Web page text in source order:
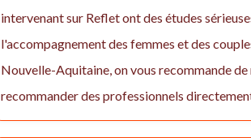
intervenant sur Reflet ont des études
l'accompagnement des femmes et des
Nouvelle-Aquitaine, on vous recommande
recommander des professionnels